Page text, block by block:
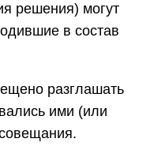
решения) могут
в состав
разглашать
ими (или